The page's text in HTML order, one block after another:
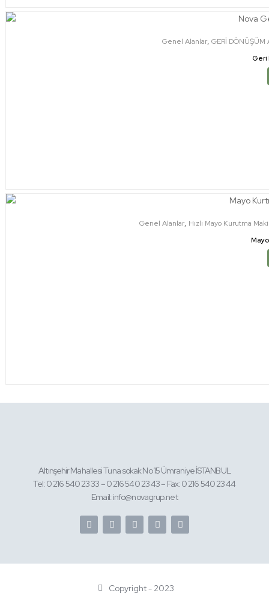
Genel Alanlar, GERİ DÖNÜŞÜM
Geri
Genel Alanlar, Hızlı Mayo Kurutma
Altınşehir Mahallesi Tuna sokak No 15 Ümraniye İSTANBUL
Tel: 0 216 540 23 33 – 0 216 540 23 43 – Fax: 0 216 540 23 44
Email: info@novagrup.net
Copyright - 2023